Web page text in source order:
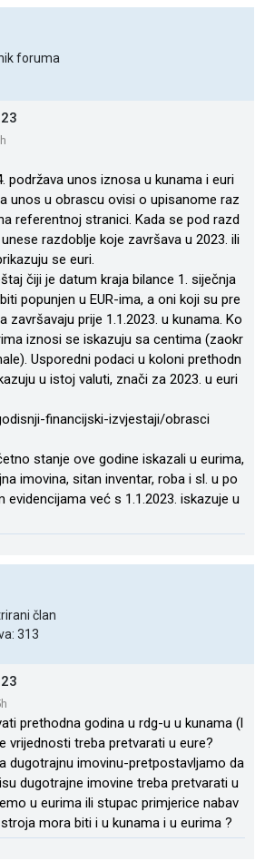
foruma
podržava unos iznosa u kunama i euri
unos u obrascu ovisi o upisanome raz
referentnoj stranici. Kada se pod razd
razdoblje koje završava u 2023. ili
se euri.
čiji je datum kraja bilance 1. siječnja
popunjen u EUR-ima, a oni koji su pre
završavaju prije 1.1.2023. u kunama. Ko
iznosi se iskazuju sa centima (zaokr
Usporedni podaci u koloni prethodn
u istoj valuti, znači za 2023. u euri
financijski-izvjestaji/obrasci
stanje ove godine iskazali u eurima,
imovina, sitan inventar, roba i sl. u po
evidencijama već s 1.1.2023. iskazuje u
član
313
prethodna godina u rdg-u u kunama (l
vrijednosti treba pretvarati u eure?
dugotrajnu imovinu-pretpostavljamo da
dugotrajne imovine treba pretvarati u
u eurima ili stupac primjerice nabav
mora biti i u kunama i u eurima ?